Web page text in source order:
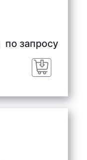
по запросу
Заказать